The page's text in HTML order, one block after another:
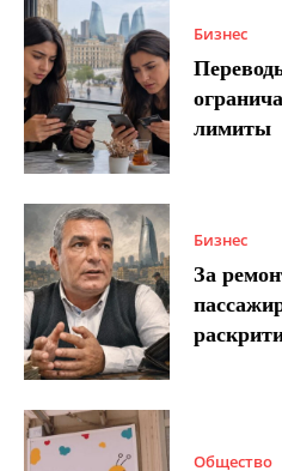
Бизнес
лимиты
Бизнес
За
Общество